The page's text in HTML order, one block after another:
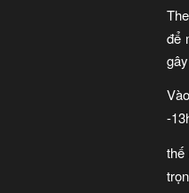
để
-
thế